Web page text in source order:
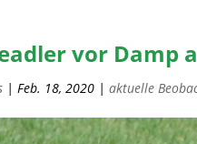
vor Damp
| Feb. 18, 2020 | aktuelle